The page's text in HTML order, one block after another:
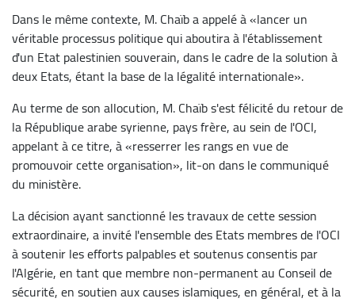
Dans le même contexte, M. Chaïb a appelé à «lancer un
véritable processus politique qui aboutira à l'établissement
d'un Etat palestinien souverain, dans le cadre de la solution à
deux Etats, étant la base de la légalité internationale».
Au terme de son allocution, M. Chaïb s'est félicité du retour de
la République arabe syrienne, pays frère, au sein de l'OCI,
appelant à ce titre, à «resserrer les rangs en vue de
promouvoir cette organisation», lit-on dans le communiqué
du ministère.
La décision ayant sanctionné les travaux de cette session
extraordinaire, a invité l'ensemble des Etats membres de l'OCI
à soutenir les efforts palpables et soutenus consentis par
l'Algérie, en tant que membre non-permanent au Conseil de
sécurité, en soutien aux causes islamiques, en général, et à la